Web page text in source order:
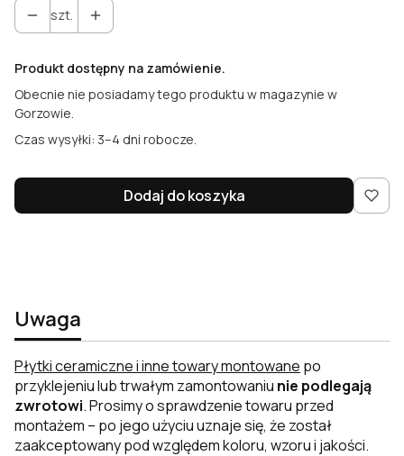
szt.
Produkt dostępny na zamówienie.
Obecnie nie posiadamy tego produktu w magazynie w
Gorzowie.
Czas wysyłki: 3–4 dni robocze.
Dodaj do koszyka
Uwaga
Płytki ceramiczne i inne towary montowane po
przyklejeniu lub trwałym zamontowaniu nie podlegają
zwrotowi. Prosimy o sprawdzenie towaru przed
montażem – po jego użyciu uznaje się, że został
zaakceptowany pod względem koloru, wzoru i jakości.